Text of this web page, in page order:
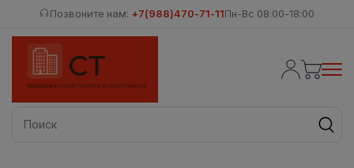
Позвоните нам: +7(988)470-71-11Пн-Вс 08:00-18:00